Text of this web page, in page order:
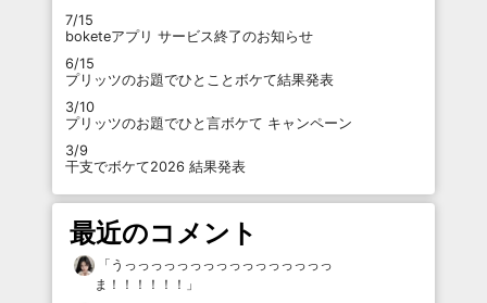
7/15
boketeアプリ サービス終了のお知らせ
6/15
プリッツのお題でひとことボケて結果発表
3/10
プリッツのお題でひと言ボケて キャンペーン
3/9
干支でボケて2026 結果発表
最近のコメント
「 うっっっっっっっっっっっっっっっっ
ま！！！！！！ 」